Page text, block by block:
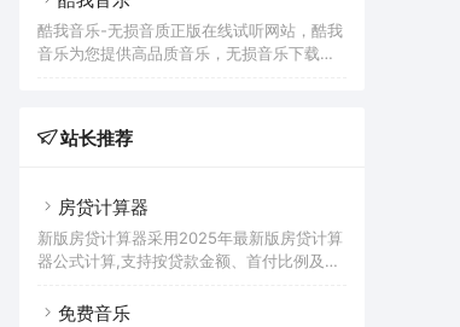
酷我音乐-无损音质正版在线试听网站，酷我
音乐为您提供高品质音乐，无损音乐下载，
站长推荐
房贷计算器
新版房贷计算器采用2025年最新版房贷计算
器公式计算,支持按贷款金额、首付比例及按
能房贷计算器,同时支持商业贷款计算器及公
免费音乐